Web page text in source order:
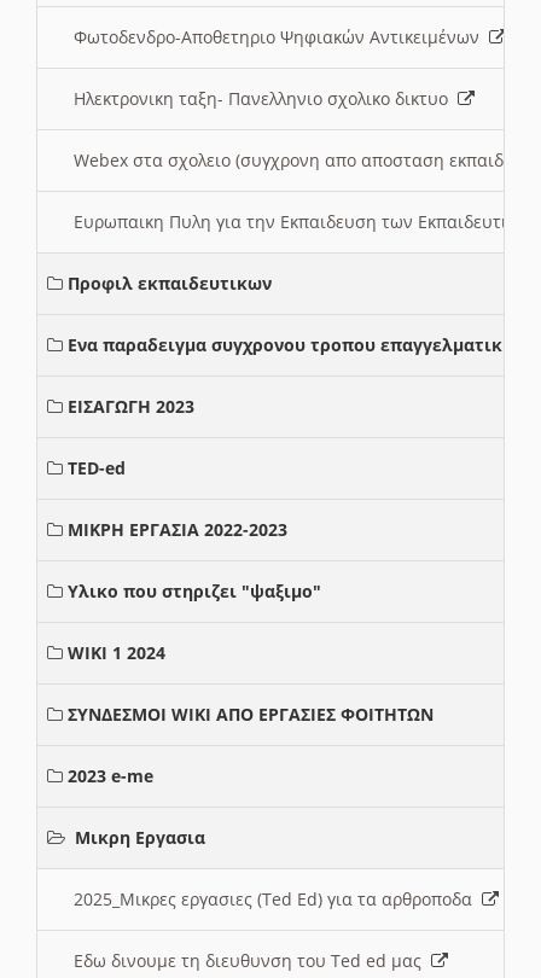
Φωτοδενδρο-Αποθετηριο Ψηφιακών Αντικειμένων
Ηλεκτρονικη ταξη- Πανελληνιο σχολικο δικτυο
Webex στα σχολειο (συγχρονη απο αποσταση
Ευρωπαικη Πυλη για την Εκπαιδευση των
Προφιλ εκπαιδευτικων
Ενα παραδειγμα συγχρονου τροπου επαγγελματικης
ΕΙΣΑΓΩΓΗ 2023
TED-ed
ΜΙΚΡΗ ΕΡΓΑΣΙΑ 2022-2023
Υλικο που στηριζει "ψαξιμο"
WIKI 1 2024
ΣΥΝΔΕΣΜΟΙ WIKI ΑΠΟ ΕΡΓΑΣΙΕΣ ΦΟΙΤΗΤΩΝ
2023 e-me
Μικρη Εργασια
2025_Μικρες εργασιες (Ted Ed) για τα αρθροποδα
Εδω δινουμε τη διευθυνση του Ted ed μας